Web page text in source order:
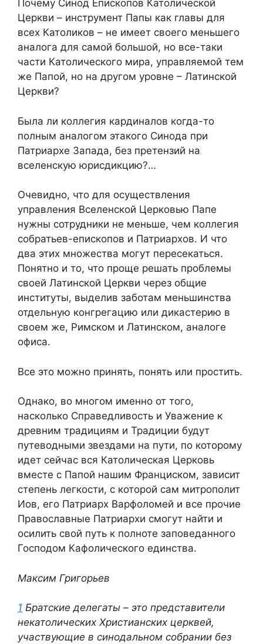
Почему Синод Епископов Католической
Церкви – инструмент Папы как главы для
всех Католиков – не имеет своего меньшего
аналога для самой большой, но все-таки
части Католического мира, управляемой тем
же Папой, но на другом уровне – Латинской
Церкви?
Была ли коллегия кардиналов когда-то
полным аналогом этакого Синода при
Патриархе Запада, без претензий на
вселенскую юрисдикцию?…
Очевидно, что для осуществления
управления Вселенской Церковью Папе
нужны сотрудники не меньше, чем коллегия
собратьев-епископов и Патриархов. И что
два этих множества могут пересекаться.
Понятно и то, что проще решать проблемы
своей Латинской Церкви через общие
институты, выделив заботам меньшинства
отдельную конгрегацию или дикастерию в
своем же, Римском и Латинском, аналоге
офиса.
Все это можно принять, понять или простить.
Однако, во многом именно от того,
насколько Справедливость и Уважение к
древним традициям и Традиции будут
путеводными звездами на пути, по которому
идет сейчас вся Католическая Церковь
вместе с Папой нашим Франциском, зависит
степень легкости, с которой сам митрополит
Иов, его Патриарх Варфоломей и все прочие
Православные Патриархи смогут найти и
осилить свой путь к полноте заповеданного
Господом Кафолического единства.
Максим Григорьев
1 Братские делегаты – это представители
некатолических Христианских церквей,
участвующие в синодальном собрании без